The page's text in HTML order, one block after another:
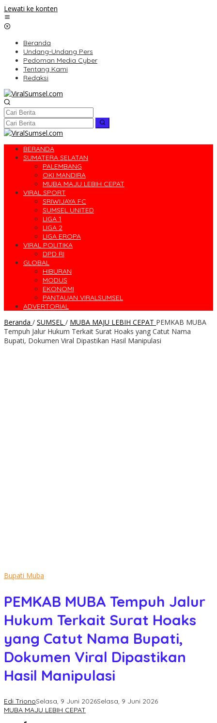
Lewati ke konten
Beranda
Undang-Undang Pers
Pedoman Media Cyber
Tentang Kami
Redaksi
BERANDA
SUMATERA SELATAN
PALEMBANG
OKI MANDIRA
MUBA MAJU LEBIH CEPAT
VIRAL SPORT
SRIWIJAYA FC
SUMSEL UNITED
LIGA 1
LIGA 2
LIGA EROPA
VIRAL POLITIKA
DPD RI
GLOBAL
HIBURAN
MODUS
EKONOMI
PANTAUAN VIRALSUMSEL
ADVERTORIAL
Beranda / SUMSEL / MUBA MAJU LEBIH CEPAT PEMKAB MUBA
Tempuh Jalur Hukum Terkait Surat Hoaks yang Catut Nama
Bupati, Dokumen Viral Dipastikan Hasil Manipulasi
Bupati Muba
PEMKAB MUBA Tempuh Jalur
Hukum Terkait Surat Hoaks
yang Catut Nama Bupati,
Dokumen Viral Dipastikan
Hasil Manipulasi
Edi TrionoSelasa, 9 Juni 2026Selasa, 9 Juni 2026
MUBA MAJU LEBIH CEPAT